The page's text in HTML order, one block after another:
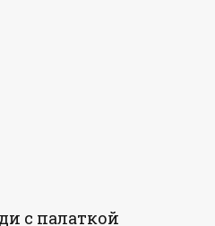
с палаткой